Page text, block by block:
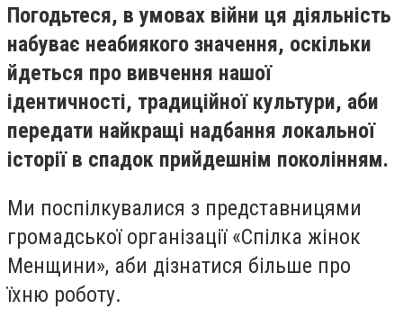
Погодьтеся, в умовах війни ця діяльність
набуває неабиякого значення, оскільки
йдеться про вивчення нашої
ідентичності, традиційної культури, аби
передати найкращі надбання локальної
історії в спадок прийдешнім поколінням.
Ми поспілкувалися з представницями
громадської організації «Спілка жінок
Менщини», аби дізнатися більше про
їхню роботу.